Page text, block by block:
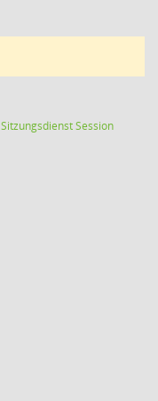
SitzungsdienstSession(Wird in